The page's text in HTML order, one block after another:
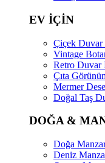
EV İÇİN
Çiçek Duvar
Vintage
Retro Duvar
Çıta
Mermer
Doğal Taş
DOĞA &
Doğa
Deniz